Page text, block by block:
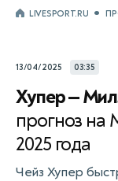
LIVESPORT.RU
13/04/2025 03:35
Хупер —
прогноз на
2025 года
Чейз Хупер